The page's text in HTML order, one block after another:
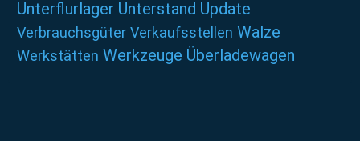
Unterflurlager Unterstand Update
Verbrauchsgüter Verkaufsstellen Walze
Werkstätten Werkzeuge Überladewagen